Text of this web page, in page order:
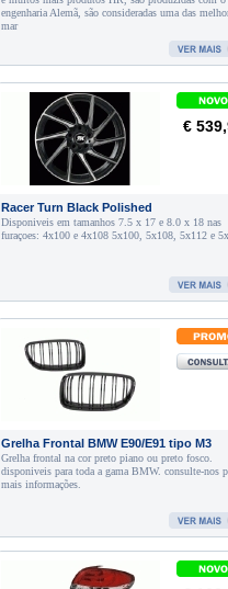
engenharia Alemã, são consideradas uma das
mar
€
Racer Turn Black Polished
Disponiveis em tamanhos 7.5 x 17 e 8.0 x 18 nas
furaçoes: 4x100 e 4x108 5x100, 5x108, 5x112 e
Grelha Frontal BMW E90/E91 tipo M3
Grelha frontal na cor preto piano ou preto fosco.
disponiveis para toda a gama BMW. consulte-nos
mais informações.